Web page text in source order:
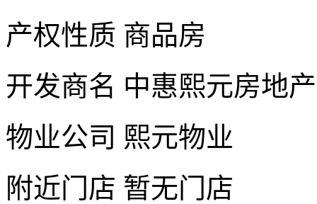
产权性质 商品房
开发商名 中惠熙元房地
物业公司 熙元物业
附近门店 暂无门店